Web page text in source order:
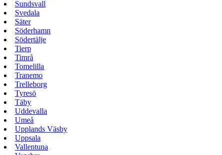
Sundsvall
Svedala
Säter
Söderhamn
Södertälje
Tierp
Timrå
Tomelilla
Tranemo
Trelleborg
Tyresö
Täby
Uddevalla
Umeå
Upplands Väsby
Uppsala
Vallentuna